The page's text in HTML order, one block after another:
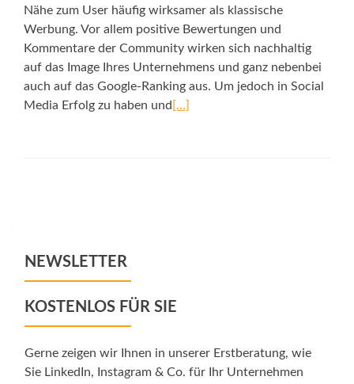
Nähe zum User häufig wirksamer als klassische
Werbung. Vor allem positive Bewertungen und
Kommentare der Community wirken sich nachhaltig
auf das Image Ihres Unternehmens und ganz nebenbei
auch auf das Google-Ranking aus. Um jedoch in Social
Media Erfolg zu haben und […]
NEWSLETTER
KOSTENLOS FÜR SIE
Gerne zeigen wir Ihnen in unserer Erstberatung, wie
Sie LinkedIn, Instagram & Co. für Ihr Unternehmen